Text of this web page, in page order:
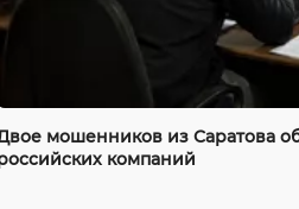
мошенников из Саратова
компаний